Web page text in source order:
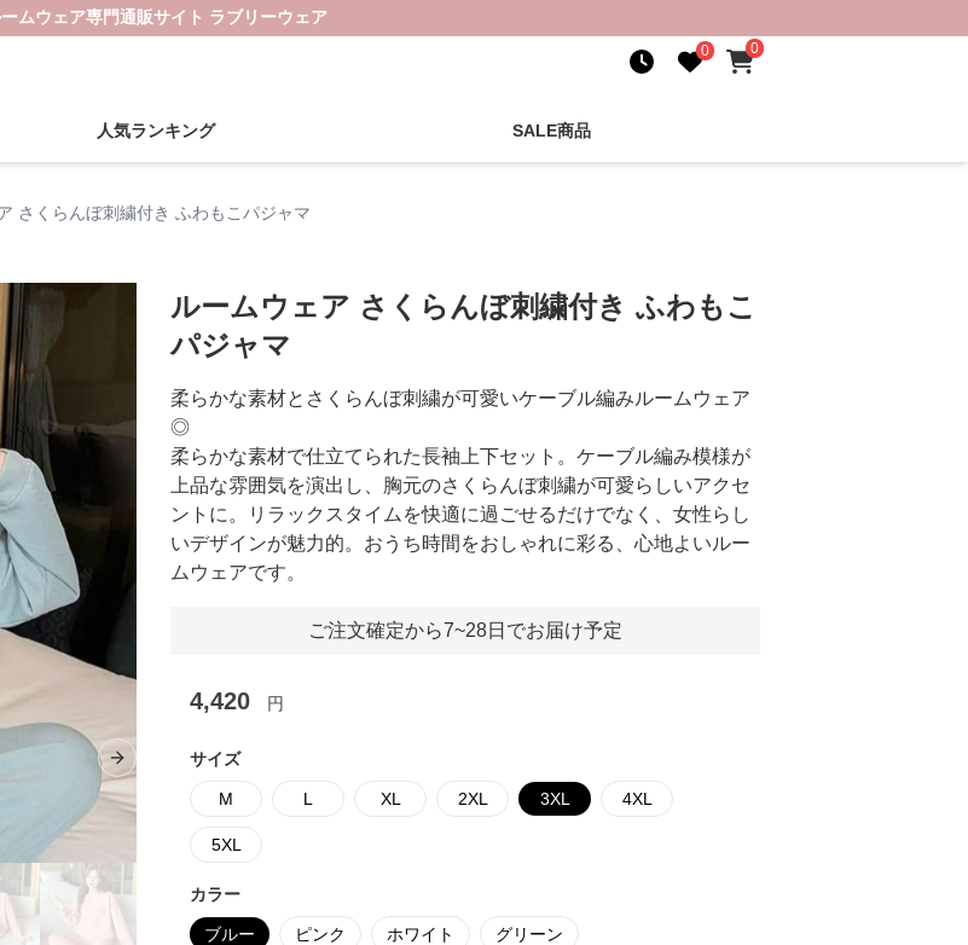
ームウェア専門通販サイト ラブリーウェア
0 0
人気ランキング SALE商品
さくらんぼ刺繍付き ふわもこパジャマ
Next slide
ルームウェア さくらんぼ刺繍付き ふわもこ
パジャマ
柔らかな素材とさくらんぼ刺繍が可愛いケーブル編みルームウェア
◎
柔らかな素材で仕立てられた長袖上下セット。ケーブル編み模様が
上品な雰囲気を演出し、胸元のさくらんぼ刺繍が可愛らしいアクセ
ントに。リラックスタイムを快適に過ごせるだけでなく、女性らし
いデザインが魅力的。おうち時間をおしゃれに彩る、心地よいルー
ムウェアです。
ご注文確定から7~28日でお届け予定
4,420 円
サイズ
M L XL 2XL 3XL 4XL
5XL
カラー
ブルー ピンク ホワイト グリーン